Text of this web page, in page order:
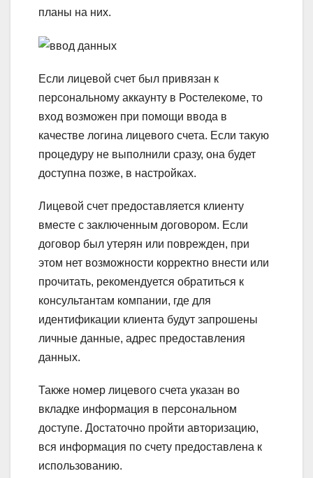
планы на них.
Если лицевой счет был привязан к
персональному аккаунту в Ростелекоме, то
вход возможен при помощи ввода в
качестве логина лицевого счета. Если такую
процедуру не выполнили сразу, она будет
доступна позже, в настройках.
Лицевой счет предоставляется клиенту
вместе с заключенным договором. Если
договор был утерян или поврежден, при
этом нет возможности корректно внести или
прочитать, рекомендуется обратиться к
консультантам компании, где для
идентификации клиента будут запрошены
личные данные, адрес предоставления
данных.
Также номер лицевого счета указан во
вкладке информация в персональном
доступе. Достаточно пройти авторизацию,
вся информация по счету предоставлена к
использованию.